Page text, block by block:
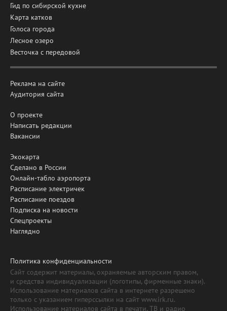
Гид по сибирской кухне
Карта катков
Голоса города
Лесное озеро
Весточка с передовой
Реклама на сайте
Аудитория сайта
О проекте
Написать редакции
Вакансии
Экокарта
Сделано в России
Онлайн-табло аэропорта
Расписание электричек
Расписание поездов
Подписка на новости
Спецпроекты
Наглядно
Политика конфиденциальности
Сайт содержит материалы, охраняемые авторским правом,
и средства индивидуализации (логотипы, фирменные знаки).
Использование материалов сайта в интернете разрешено
только с указанием гиперссылки на сайт www.irk.ru.
Использование материалов сайта в печати, ТВ и радио